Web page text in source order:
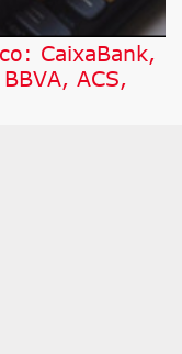
CaixaBank,
ACS,